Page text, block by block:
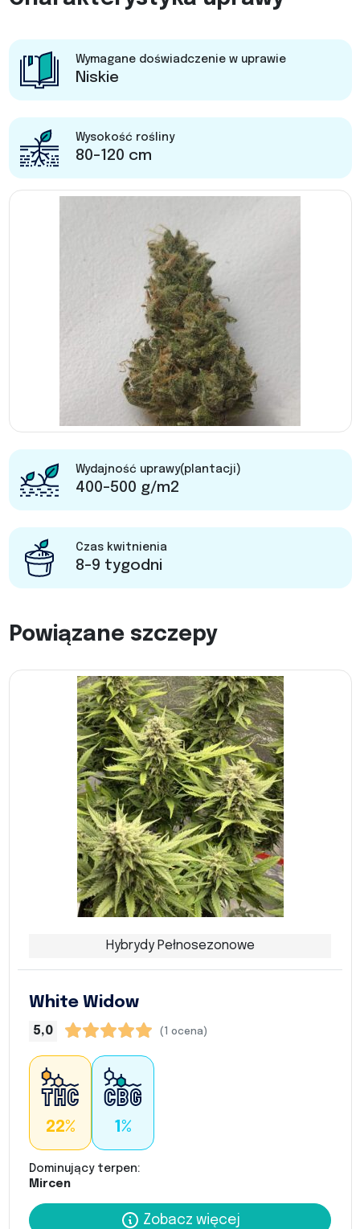
Wymagane doświadczenie w uprawie
Niskie
Wysokość rośliny
80-120 cm
Wydajność uprawy(plantacji)
400-500 g/m2
Czas kwitnienia
8-9 tygodni
Powiązane szczepy
Hybrydy Pełnosezonowe
White Widow
5,0 (1 ocena)
22% 1%
Dominujący terpen:
Mircen
Zobacz więcej